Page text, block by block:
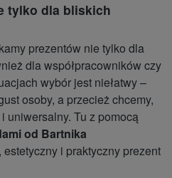
tylko dla bliskich
prezentów nie tylko dla
dla współpracowników czy
wybór jest niełatwy –
osoby, a przecież chcemy,
uniwersalny. Tu z pomocą
od Bartnika
estetyczny i praktyczny prezent